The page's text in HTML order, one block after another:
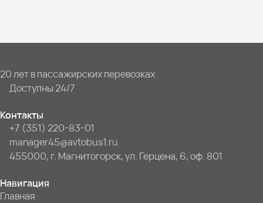
20 лет в пассажирских перевозках
Доступны 24/7
Контакты
+7 (351) 220-83-01
manager45@avtobus1.ru
455000, г. Магнитогорск, ул. Герцена, 6, оф. 801
Навигация
Главная